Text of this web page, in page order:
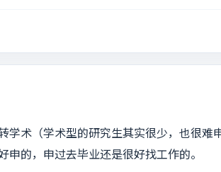
学术（学术型的研究生其实很少，也很难
的，申过去毕业还是很好找工作的。